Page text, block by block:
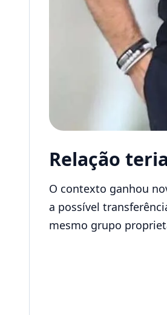
Relação
O contexto ganhou
a possível
mesmo grupo